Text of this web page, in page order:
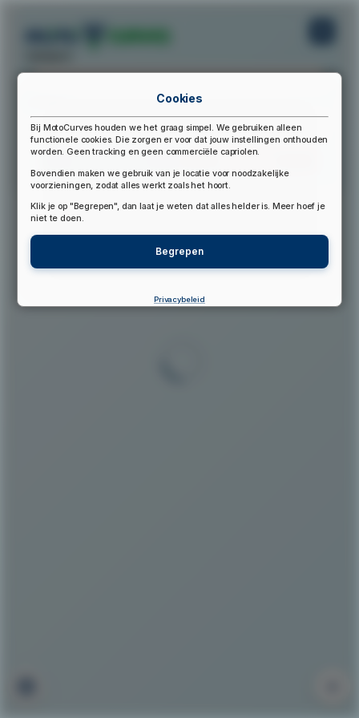
▲
Cookies
Bij MotoCurves houden we het graag simpel. We gebruiken alleen
functionele cookies. Die zorgen er voor dat jouw instellingen onthouden
worden. Geen tracking en geen commerciële capriolen.
Bovendien maken we gebruik van je locatie voor noodzakelijke
voorzieningen, zodat alles werkt zoals het hoort.
Klik je op "Begrepen", dan laat je weten dat alles helder is. Meer hoef je
niet te doen.
Begrepen
Privacybeleid